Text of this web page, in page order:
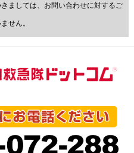
ましては、お問い合わせに対するご
せん。